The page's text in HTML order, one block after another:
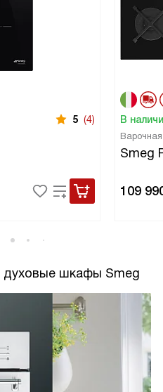
5 (4) В
Smeg
109
духовые шкафы Smeg